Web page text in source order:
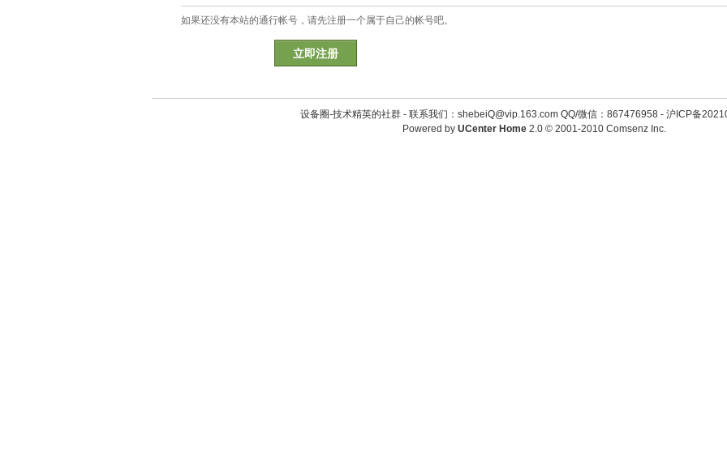
如果还没有本站的通行帐号，请先注册一个属于自己的帐号吧。
立即注册
设备圈-技术精英的社群 - 联系我们：shebeiQ@vip.163.com QQ/微信：867476958- 沪ICP备
Powered by UCenter Home 2.0© 2001-2010 Comsenz Inc.